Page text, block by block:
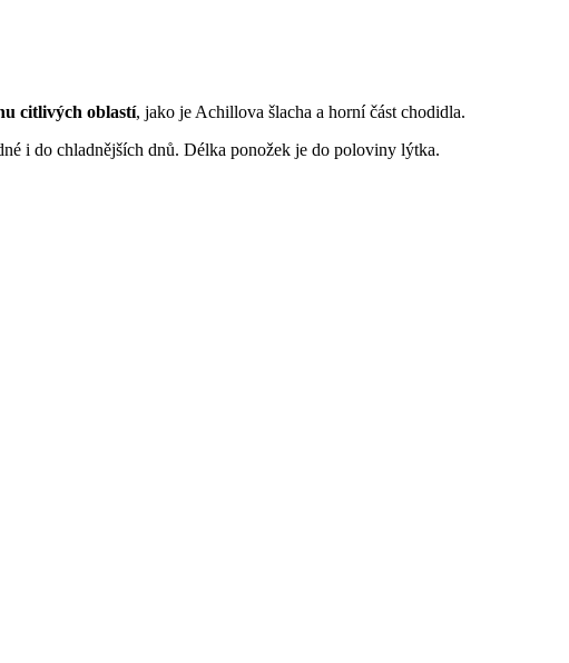
citlivých oblastí, jako je Achillova šlacha a horní část chodidla.
i do chladnějších dnů. Délka ponožek je do poloviny lýtka.